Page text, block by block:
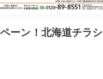
ーン！北海道チラシ